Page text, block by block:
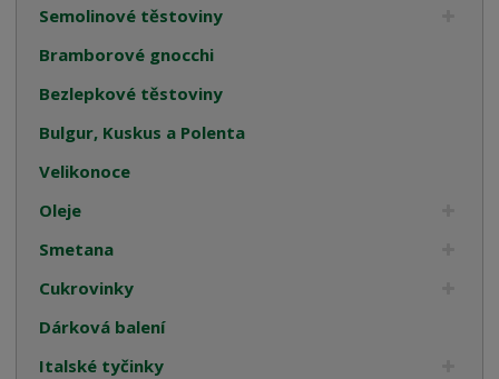
Semolinové těstoviny
Bramborové gnocchi
Bezlepkové těstoviny
Bulgur, Kuskus a Polenta
Velikonoce
Oleje
Smetana
Cukrovinky
Dárková balení
Italské tyčinky